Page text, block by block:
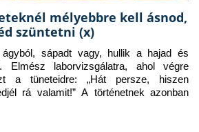
mélyebbre kell ásnod,
szüntetni (x)
sápadt vagy, hullik a hajad és
Elmész laborvizsgálatra, ahol végre
a tüneteidre: „Hát persze, hiszen
rá valamit!” A történetnek azonban